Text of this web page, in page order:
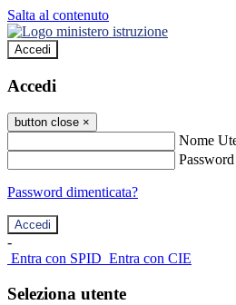
Salta al contenuto
Accedi
Accedi
button close ×
Nome
Password
Password dimenticata?
-
Entra con SPID Entra con CIE
Seleziona utente